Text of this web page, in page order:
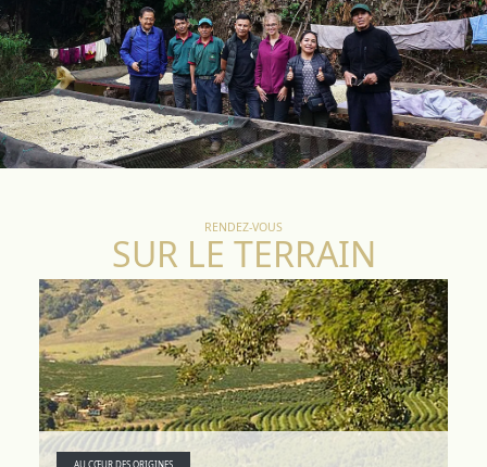
RENDEZ-VOUS
SUR LE TERRAIN
AU CŒUR DES ORIGINES